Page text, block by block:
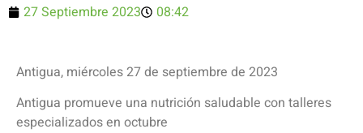
27 Septiembre 2023 08:42
Antigua, miércoles 27 de septiembre de 2023
Antigua promueve una nutrición saludable con talleres
especializados en octubre